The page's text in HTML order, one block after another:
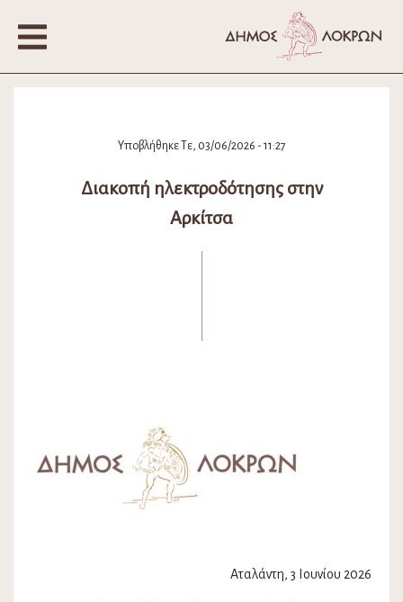
Υποβλήθηκε Τε, 03/06/2026 - 11:27
Διακοπή ηλεκτροδότησης στην
Αρκίτσα
Αταλάντη, 3 Ιουνίου 2026